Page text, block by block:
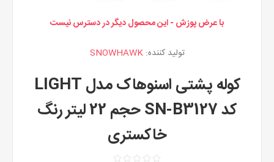
با عرض پوزش - این محصول دیگر در دسترس نیست
تولید کننده: SNOWHAWK
کوله پشتی اسنوهاک مدل LIGHT
کد SN-B3127 حجم 22 لیتر رنگ
خاکستری